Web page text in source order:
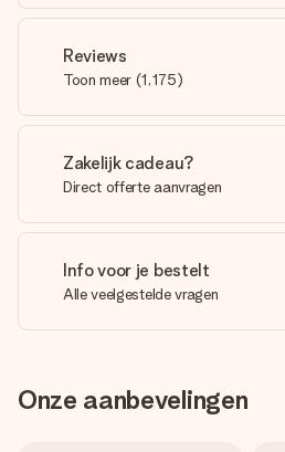
Reviews
Toon meer (1,175)
Zakelijk cadeau?
Direct offerte aanvragen
Info voor je bestelt
Alle veelgestelde vragen
Onze aanbevelingen